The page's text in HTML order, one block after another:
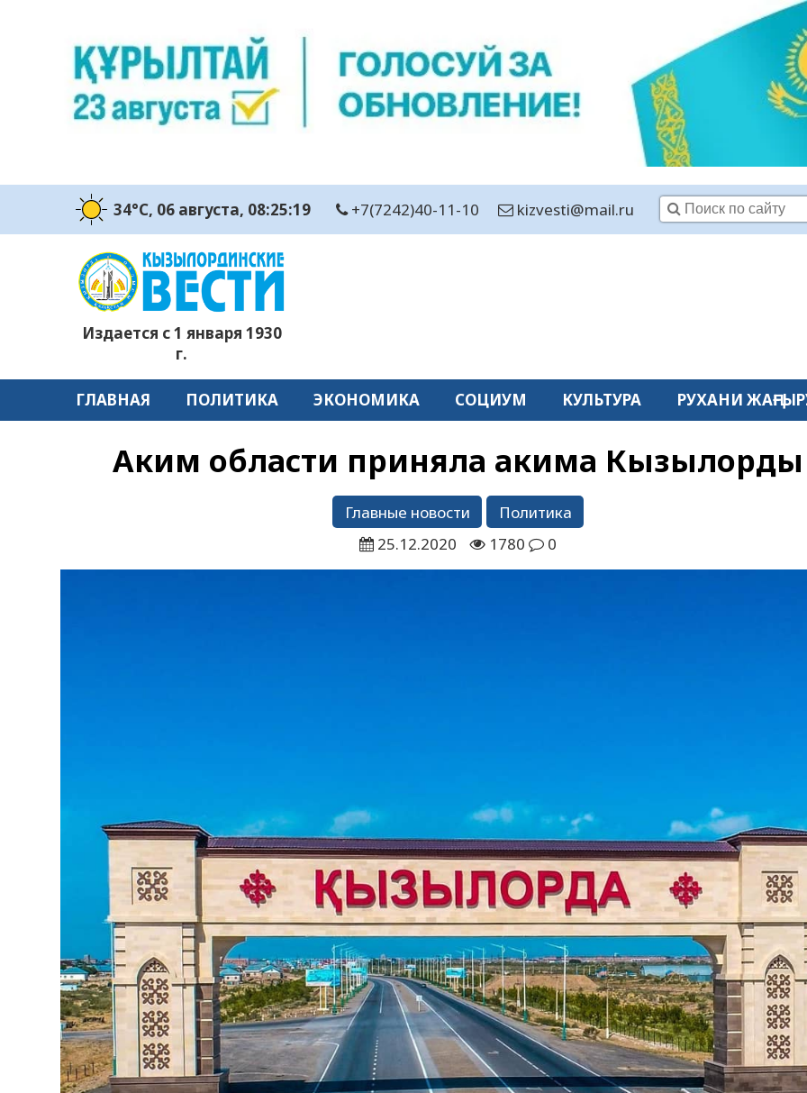
34°C, 06 августа, 08:25:20 +7(7242)40-11-10 kizvesti@mail.ru
Издается с 1 января 1930
г.
ГЛАВНАЯ ПОЛИТИКА ЭКОНОМИКА СОЦИУМ КУЛЬТУРА РУХАНИ
Аким области приняла акима Кызылорды
Главные новости
Политика
25.12.2020
1780 0